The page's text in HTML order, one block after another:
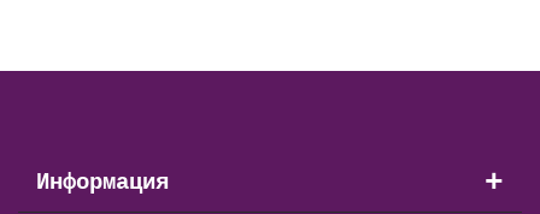
Информация +